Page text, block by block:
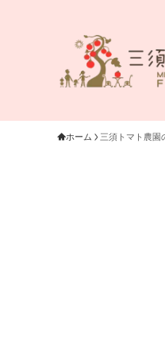
ホーム 三須トマト農園